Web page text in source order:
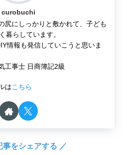
curobuchi
尻にしっかりと敷かれて、子ども
らしています。
情報も発信していこうと思いま
工事士 日商簿記2級
はこちら
事をシェアする ／